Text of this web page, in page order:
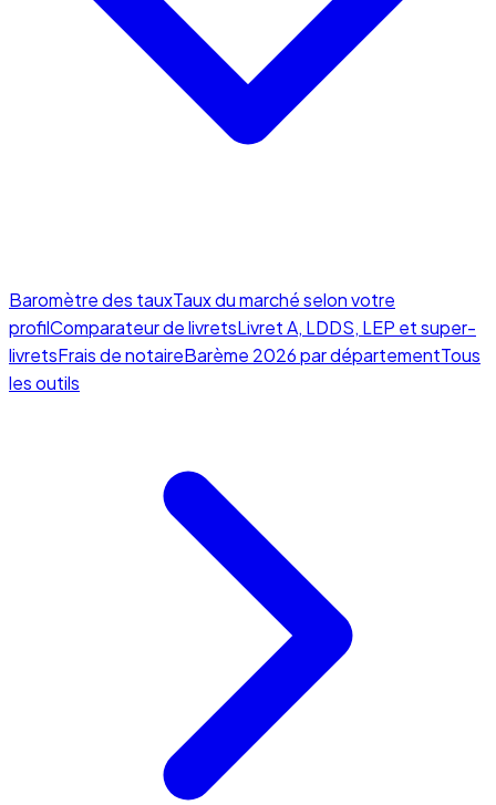
Baromètre des tauxTaux du marché selon votre
profilComparateur de livretsLivret A, LDDS, LEP et super-
livretsFrais de notaireBarème 2026 par départementTous
les outils